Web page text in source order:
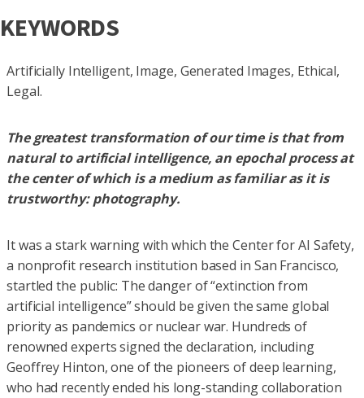
KEYWORDS
Artificially Intelligent, Image, Generated Images, Ethical,
Legal.
The greatest transformation of our time is that from
natural to artificial intelligence, an epochal process at
the center of which is a medium as familiar as it is
trustworthy: photography.
It was a stark warning with which the Center for AI Safety,
a nonprofit research institution based in San Francisco,
startled the public: The danger of “extinction from
artificial intelligence” should be given the same global
priority as pandemics or nuclear war. Hundreds of
renowned experts signed the declaration, including
Geoffrey Hinton, one of the pioneers of deep learning,
who had recently ended his long-standing collaboration